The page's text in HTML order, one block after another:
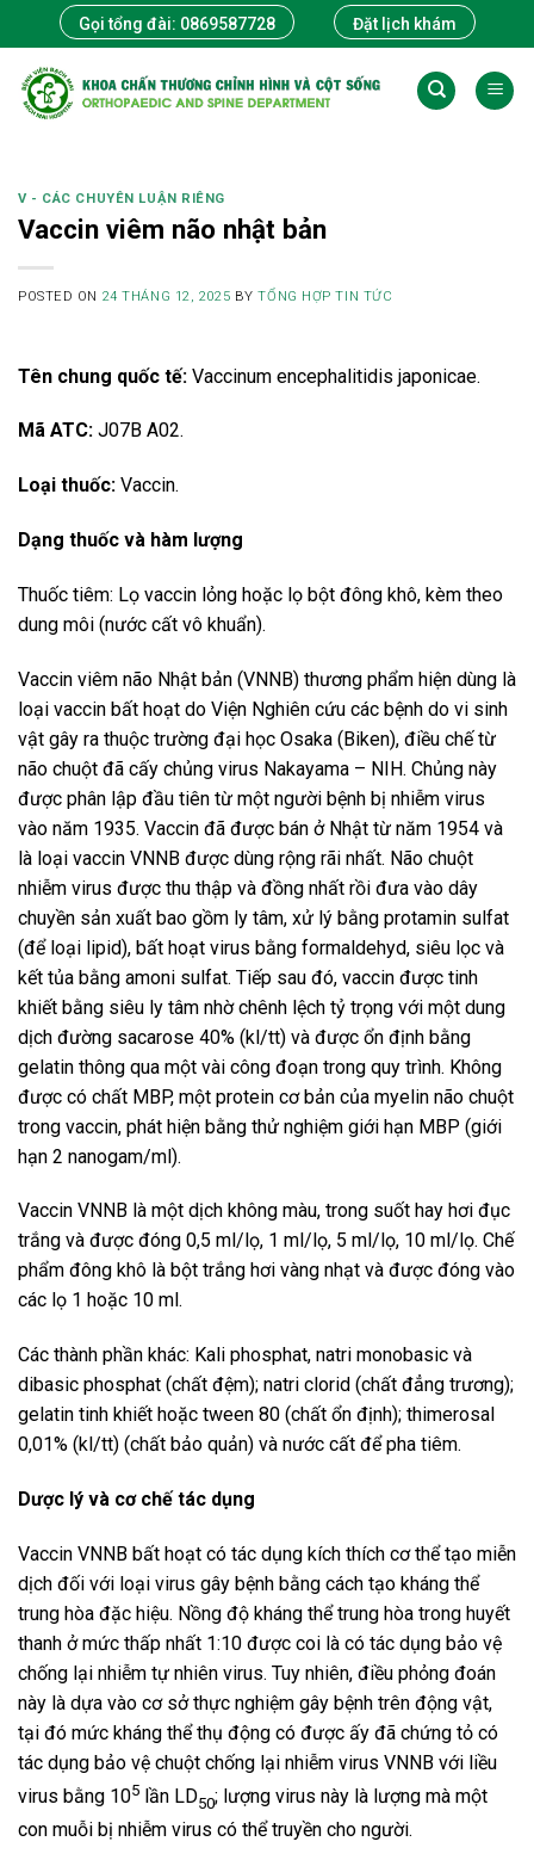
to
content
Gọi tổng đài: 0869587728 Đặt lịch khám
V - CÁC CHUYÊN LUẬN RIÊNG
Vaccin viêm não nhật bản
POSTED ON 24 THÁNG 12, 2025 BYTỔNG HỢP TIN TỨC
Tên chung quốc tế: Vaccinum encephalitidis japonicae.
Mã ATC: J07B A02.
Loại thuốc: Vaccin.
Dạng thuốc và hàm lượng
Thuốc tiêm: Lọ vaccin lỏng hoặc lọ bột đông khô, kèm theo
dung môi (nước cất vô khuẩn).
Vaccin viêm não Nhật bản (VNNB) thương phẩm hiện dùng là
loại vaccin bất hoạt do Viện Nghiên cứu các bệnh do vi sinh
vật gây ra thuộc trường đại học Osaka (Biken), điều chế từ
não chuột đã cấy chủng virus Nakayama – NIH. Chủng này
được phân lập đầu tiên từ một người bệnh bị nhiễm virus
vào năm 1935. Vaccin đã được bán ở Nhật từ năm 1954 và
là loại vaccin VNNB được dùng rộng rãi nhất. Não chuột
nhiễm virus được thu thập và đồng nhất rồi đưa vào dây
chuyền sản xuất bao gồm ly tâm, xử lý bằng protamin sulfat
(để loại lipid), bất hoạt virus bằng formaldehyd, siêu lọc và
kết tủa bằng amoni sulfat. Tiếp sau đó, vaccin được tinh
khiết bằng siêu ly tâm nhờ chênh lệch tỷ trọng với một dung
dịch đường sacarose 40% (kl/tt) và được ổn định bằng
gelatin thông qua một vài công đoạn trong quy trình. Không
được có chất MBP, một protein cơ bản của myelin não chuột
trong vaccin, phát hiện bằng thử nghiệm giới hạn MBP (giới
hạn 2 nanogam/ml).
Vaccin VNNB là một dịch không màu, trong suốt hay hơi đục
trắng và được đóng 0,5 ml/lọ, 1 ml/lọ, 5 ml/lọ, 10 ml/lọ. Chế
phẩm đông khô là bột trắng hơi vàng nhạt và được đóng vào
các lọ 1 hoặc 10 ml.
Các thành phần khác: Kali phosphat, natri monobasic và
dibasic phosphat (chất đệm); natri clorid (chất đẳng trương);
gelatin tinh khiết hoặc tween 80 (chất ổn định); thimerosal
0,01% (kl/tt) (chất bảo quản) và nước cất để pha tiêm.
Dược lý và cơ chế tác dụng
Vaccin VNNB bất hoạt có tác dụng kích thích cơ thể tạo miễn
dịch đối với loại virus gây bệnh bằng cách tạo kháng thể
trung hòa đặc hiệu. Nồng độ kháng thể trung hòa trong huyết
thanh ở mức thấp nhất 1:10 được coi là có tác dụng bảo vệ
chống lại nhiễm tự nhiên virus. Tuy nhiên, điều phỏng đoán
này là dựa vào cơ sở thực nghiệm gây bệnh trên động vật,
tại đó mức kháng thể thụ động có được ấy đã chứng tỏ có
tác dụng bảo vệ chuột chống lại nhiễm virus VNNB với liều
virus bằng 105 lần LD50; lượng virus này là lượng mà một
con muỗi bị nhiễm virus có thể truyền cho người.